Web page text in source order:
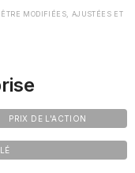
MODIFIÉES, AJUSTÉES ET
PRIX DE L'ACTION